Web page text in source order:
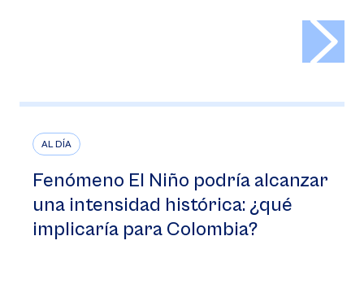
AL DÍA
Fenómeno El Niño podría alcanzar
una intensidad histórica: ¿qué
implicaría para Colombia?